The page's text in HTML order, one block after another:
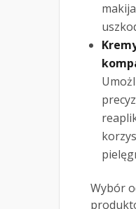
Wybór